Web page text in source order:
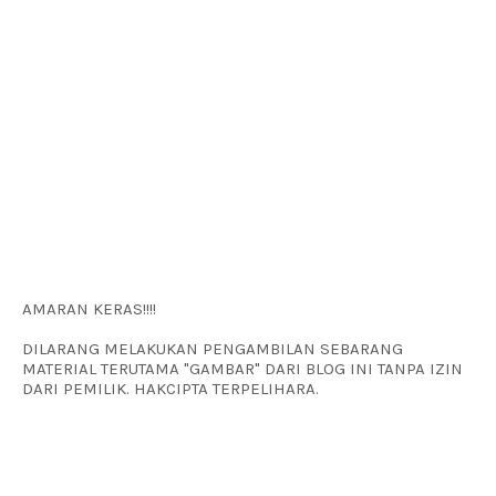
AMARAN KERAS!!!!
DILARANG MELAKUKAN PENGAMBILAN SEBARANG
MATERIAL TERUTAMA "GAMBAR" DARI BLOG INI TANPA IZIN
DARI PEMILIK. HAKCIPTA TERPELIHARA.